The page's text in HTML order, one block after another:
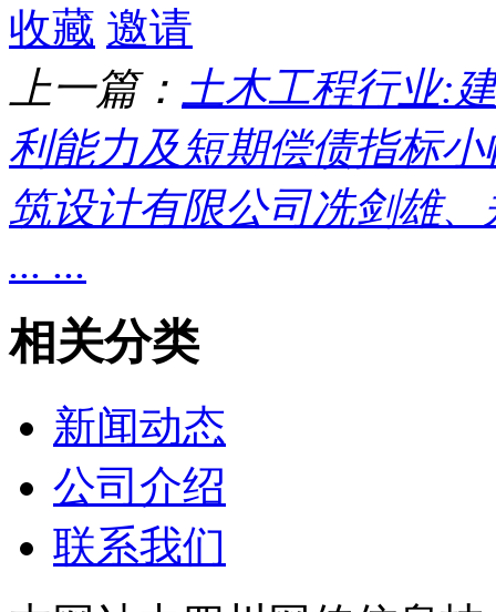
收藏 邀请
上一篇： 土木工程行业:
利能力及短期偿债指标小
筑设计有限公司冼剑雄
... ...
相关分类
新闻动态
公司介绍
联系我们